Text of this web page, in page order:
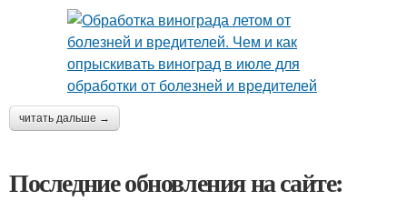
читать дальше →
Последние обновления на сайте: